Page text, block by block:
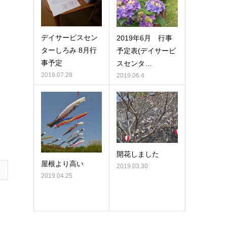
デイサービスセン
ターしろみ 8月行
事予定
2019.07.28
2019年6月 行事
予定表(デイサービ
スセンタ…
2019.06.4
屋根より高い
2019.04.25
開花しました
2019.03.30